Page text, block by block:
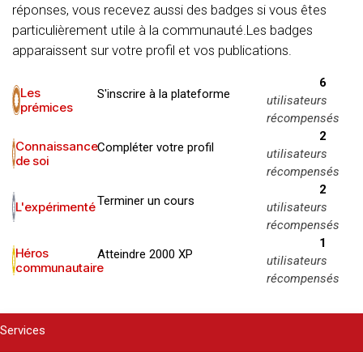
réponses, vous recevez aussi des badges si vous êtes
particulièrement utile à la communauté. Les badges
apparaissent sur votre profil et vos publications.
Les
prémices
S'inscrire à la plateforme
6
utilisateurs
récompensés
Connaissance
de soi
Compléter votre profil
2
utilisateurs
récompensés
L'expérimentéTerminer un cours
2
utilisateurs
récompensés
Héros
communautaire
Atteindre 2000 XP
1
utilisateurs
récompensés
Services